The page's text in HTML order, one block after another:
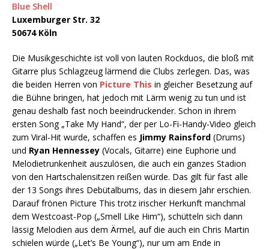
Blue Shell
Luxemburger Str. 32
50674 Köln
Die Musikgeschichte ist voll von lauten Rockduos, die bloß mit
Gitarre plus Schlagzeug lärmend die Clubs zerlegen. Das, was
die beiden Herren von Picture This in gleicher Besetzung auf
die Bühne bringen, hat jedoch mit Lärm wenig zu tun und ist
genau deshalb fast noch beeindruckender. Schon in ihrem
ersten Song „Take My Hand“, der per Lo-Fi-Handy-Video gleich
zum Viral-Hit wurde, schaffen es Jimmy Rainsford (Drums)
und Ryan Hennessey (Vocals, Gitarre) eine Euphorie und
Melodietrunkenheit auszulösen, die auch ein ganzes Stadion
von den Hartschalensitzen reißen würde. Das gilt für fast alle
der 13 Songs ihres Debütalbums, das in diesem Jahr erschien.
Darauf frönen Picture This trotz irischer Herkunft manchmal
dem Westcoast-Pop („Smell Like Him“), schütteln sich dann
lässig Melodien aus dem Ärmel, auf die auch ein Chris Martin
schielen würde („Let’s Be Young“), nur um am Ende in